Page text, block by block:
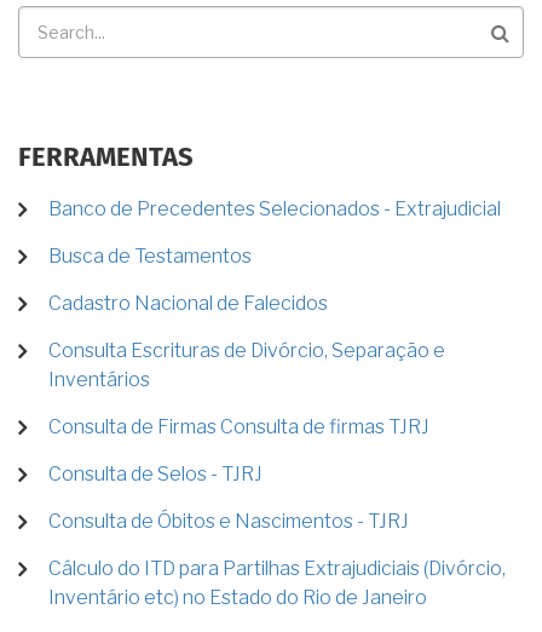
FERRAMENTAS
Banco de Precedentes Selecionados - Extrajudicial
Busca de Testamentos
Cadastro Nacional de Falecidos
Consulta Escrituras de Divórcio, Separação e
Inventários
Consulta de Firmas Consulta de firmas TJRJ
Consulta de Selos - TJRJ
Consulta de Óbitos e Nascimentos - TJRJ
Cálculo do ITD para Partilhas Extrajudiciais (Divórcio,
Inventário etc) no Estado do Rio de Janeiro